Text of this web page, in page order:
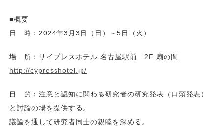
■概要
日 時：2024年3月3日（日）～5日（火）
場 所：サイプレスホテル 名古屋駅前 2F 扇の間
http://cypresshotel.jp/
目 的：注意と認知に関わる研究者の研究発表（口頭発表）
と討論の場を提供する。
議論を通して研究者同士の親睦を深める。